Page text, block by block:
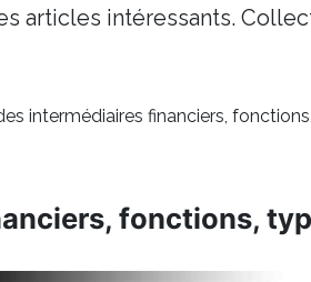
articles intéressants.
intermédiaires financiers,
fonctions,